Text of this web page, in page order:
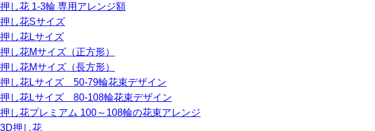
押し花 1-3輪 専用アレンジ額
押し花Sサイズ
押し花Lサイズ
押し花Mサイズ（正方形）
押し花Mサイズ（長方形）
押し花Lサイズ 50-79輪花束デザイン
押し花Lサイズ 80-108輪花束デザイン
押し花プレミアム 100～108輪の花束アレンジ
3D押し花